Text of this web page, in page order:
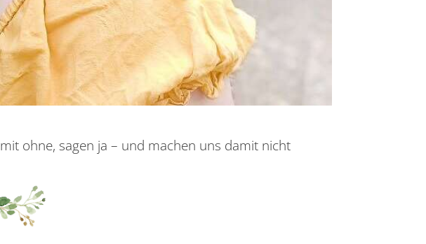
ohne, sagen ja – und machen uns damit nicht